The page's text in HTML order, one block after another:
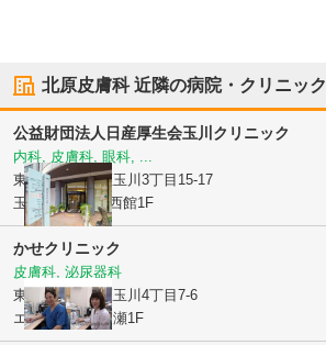
北原皮膚科近隣の病院・クリニック
公益財団法人日産厚生会玉川クリニック
内科, 皮膚科, 眼科, ...
東京都世田谷区玉川3丁目15-17
玉川高島屋S.C西館1F
かせクリニック
皮膚科, 泌尿器科
東京都世田谷区 玉川4丁目7-6
エスポワール加瀬1F